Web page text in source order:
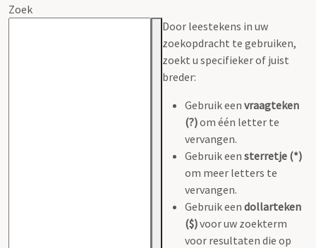
Zoek
Door leestekens in uw
zoekopdracht te gebruiken,
zoekt u specifieker of juist
breder:
Gebruik een vraagteken
(?)om één letter te
vervangen.
Gebruik een sterretje (*)
om meer letters te
vervangen.
Gebruik een dollarteken
($)voor uw zoekterm
voor resultaten die op